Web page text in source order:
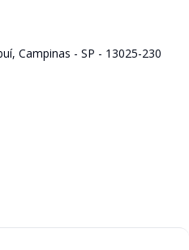
Campinas - SP - 13025-230